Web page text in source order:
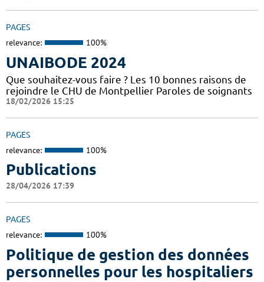
PAGES
relevance: 100%
UNAIBODE 2024
Que souhaitez-vous faire ? Les 10 bonnes raisons de
rejoindre le CHU de Montpellier Paroles de soignants
18/02/2026 15:25
PAGES
relevance: 100%
Publications
28/04/2026 17:39
PAGES
relevance: 100%
Politique de gestion des données
personnelles pour les hospitaliers